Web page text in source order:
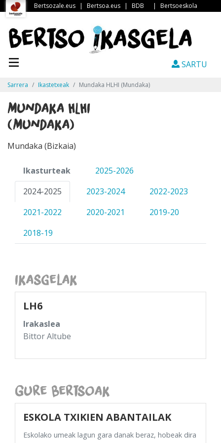
Bertsozale.eus | Bertsoa.eus | BDB | Bertsoeskola
SARTU
Sarrera Ikastetxeak Mundaka HLHI (Mundaka)
Mundaka HLHI
(Mundaka)
Mundaka (Bizkaia)
Ikasturteak
2025-2026
2024-2025
2023-2024
2022-2023
2021-2022
2020-2021
2019-20
2018-19
Ikasgelak
LH6
Irakaslea
Bittor Altube
Gure Bertsoak
ESKOLA TXIKIEN ABANTAILAK
Eskolako umeak lagun gara danak beraz, hobeak dira